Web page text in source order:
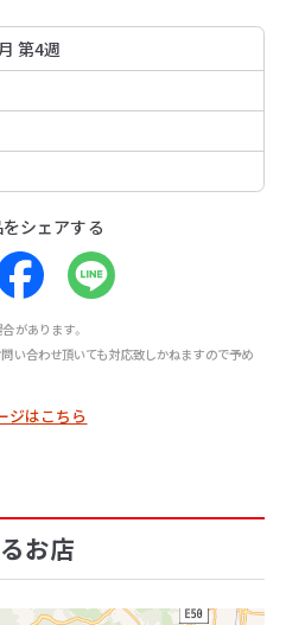
第4週
シェアする
があります。
い合わせ頂いても対応致しかねますので予め
ジはこちら
お店